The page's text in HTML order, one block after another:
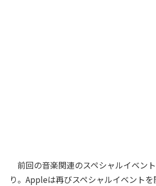
前回の音楽関連のスペシャルイベン
り。Appleは再びスペシャルイベント